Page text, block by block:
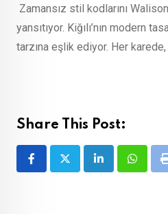
Zamansız stil kodlarını
yansıtıyor. Kiğılı’nın modern
tarzına eşlik ediyor. Her
Share This Post:
LinkedIn